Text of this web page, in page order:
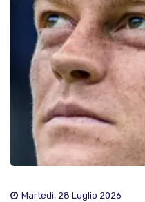
Martedì, 28 Luglio 2026